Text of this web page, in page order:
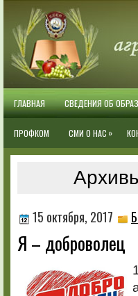
ГЛАВНАЯ СВЕДЕНИЯ ОБ
ПРОФКОМ СМИ О НАС »
15 октября, 2017
Я – доброволец